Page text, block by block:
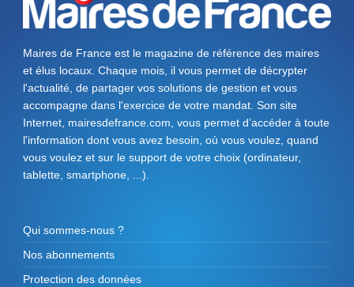
Maires de France est le magazine de référence des maires
et élus locaux. Chaque mois, il vous permet de décrypter
l'actualité, de partager vos solutions de gestion et vous
accompagne dans l'exercice de votre mandat. Son site
Internet, mairesdefrance.com, vous permet d’accéder à toute
l'information dont vous avez besoin, où vous voulez, quand
vous voulez et sur le support de votre choix (ordinateur,
tablette, smartphone, ...).
Qui sommes-nous ?
Nos abonnements
Protection des données